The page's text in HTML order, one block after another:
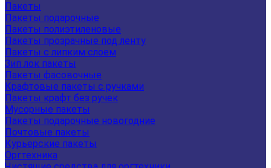
Пакеты
Пакеты подарочные
Пакеты полиэтиленовые
Пакеты прозрачные под ленту
Пакеты с липким слоем
Зип лок пакеты
Пакеты фасовочные
Крафтовые пакеты с ручками
Пакеты крафт без ручек
Мусорные пакеты
Пакеты подарочные новогодние
Почтовые пакеты
Курьерские пакеты
Оргтехника